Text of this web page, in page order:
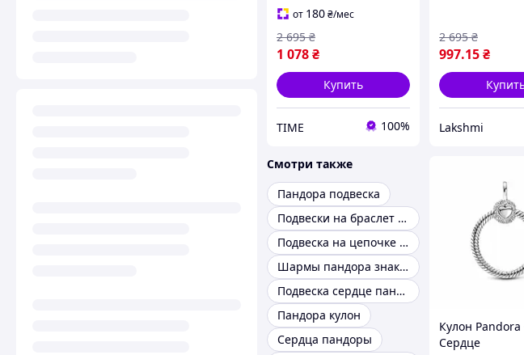
от 180₴/мес
1 078₴
2 695 ₴
Купить
TIME 100%
997.15₴
2 695 ₴
Lakshmi
Смотри также
Пандора подвеска
Подвески на браслет пандора
Подвеска на цепочке сердца pandora
Шармы пандора знаки зодиака
Подвеска сердце пандора
Пандора кулон
Сердца пандоры
Кулон Pandora
Сердце